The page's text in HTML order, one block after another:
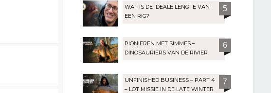
WAT IS DE IDEALE LENGTE VAN
EEN RIG?
5
PIONIEREN MET SIMMES –
DINOSAURIËRS VAN DE RIVIER
6
UNFINISHED BUSINESS – PART 4
– LOT MISSIE IN DE LATE WINTER
7